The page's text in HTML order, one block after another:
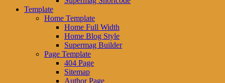
Template
Home Template
Home Full Width
Home Blog Style
Supermag Builder
Page Template
404 Page
Sitemap
Author Page